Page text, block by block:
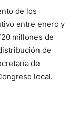
de los
entre enero y
millones de
de
de
local.